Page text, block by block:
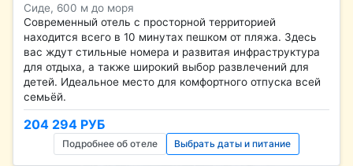
Сиде, 600 м до моря
Современный отель с просторной территорией
находится всего в 10 минутах пешком от пляжа. Здесь
вас ждут стильные номера и развитая инфраструктура
для отдыха, а также широкий выбор развлечений для
детей. Идеальное место для комфортного отпуска всей
семьёй.
204 294 РУБ
Подробнее об отеле Выбрать даты и питание